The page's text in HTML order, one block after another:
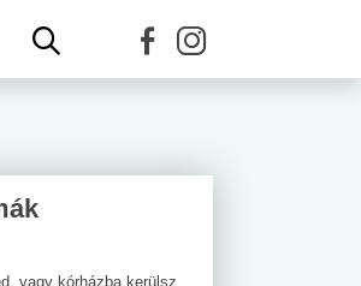
vagy kórházba kerülsz